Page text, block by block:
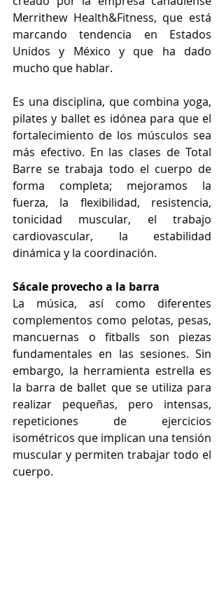
Merrithew Health&Fitness, que está
marcando tendencia en Estados
Unidos y México y que ha dado
mucho que hablar.
Es una disciplina, que combina yoga,
pilates y ballet es idónea para que el
fortalecimiento de los músculos sea
más efectivo. En las clases de Total
Barre se trabaja todo el cuerpo de
forma completa; mejoramos la
fuerza, la flexibilidad, resistencia,
tonicidad muscular, el trabajo
cardiovascular, la estabilidad
dinámica y la coordinación.
Sácale provecho a la barra
La música, así como diferentes
complementos como pelotas, pesas,
mancuernas o fitballs son piezas
fundamentales en las sesiones. Sin
embargo, la herramienta estrella es
la barra de ballet que se utiliza para
realizar pequeñas, pero intensas,
repeticiones de ejercicios
isométricos que implican una tensión
muscular y permiten trabajar todo el
cuerpo.